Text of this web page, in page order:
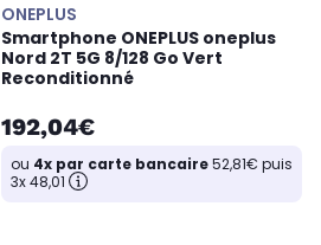
ONEPLUS
Smartphone ONEPLUS oneplus
Nord 2T 5G 8/128 Go Vert
Reconditionné
192,04€
ou 4x par carte bancaire52,81€ puis
3x 48,01